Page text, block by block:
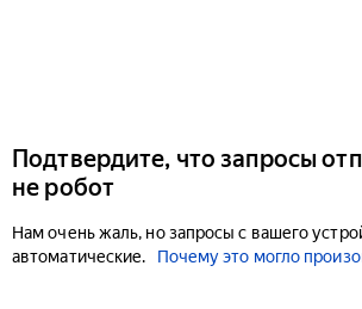
Подтвердите, что запросы
не робот
Нам очень жаль, но запросы с вашего
автоматические.
Почему это могло